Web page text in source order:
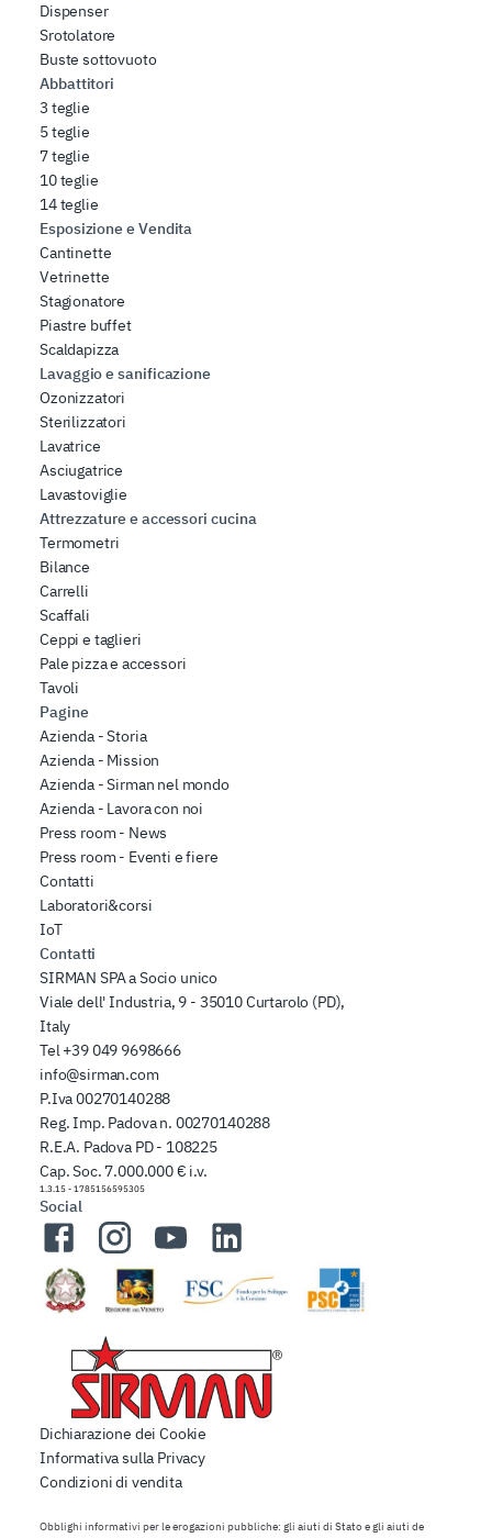
Dispenser
Srotolatore
Buste sottovuoto
Abbattitori
3 teglie
5 teglie
7 teglie
10 teglie
14 teglie
Esposizione e Vendita
Cantinette
Vetrinette
Stagionatore
Piastre buffet
Scaldapizza
Lavaggio e sanificazione
Ozonizzatori
Sterilizzatori
Lavatrice
Asciugatrice
Lavastoviglie
Attrezzature e accessori cucina
Termometri
Bilance
Carrelli
Scaffali
Ceppi e taglieri
Pale pizza e accessori
Tavoli
Pagine
Azienda - Storia
Azienda - Mission
Azienda - Sirman nel mondo
Azienda - Lavora con noi
Press room - News
Press room - Eventi e fiere
Contatti
Laboratori&corsi
IoT
Contatti
SIRMAN SPA a Socio unico
Viale dell' Industria, 9 - 35010 Curtarolo (PD),
Italy
Tel+39 049 9698666
info@sirman.com
P.Iva 00270140288
Reg. Imp. Padova n. 00270140288
R.E.A. Padova PD - 108225
Cap. Soc. 7.000.000 € i.v.
1.3.15 - 1785156595305
Social
FacebookInstagramYouTubeLinkedIn
Dichiarazione dei Cookie
Informativa sulla Privacy
Condizioni di vendita
Obblighi informativi per le erogazioni pubbliche: gli aiuti di Stato e gli aiuti de